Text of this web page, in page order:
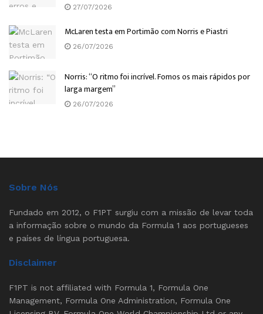
27/07/2026
McLaren testa em Portimão com Norris e Piastri
26/07/2026
Norris: “O ritmo foi incrível. Fomos os mais rápidos por
larga margem”
26/07/2026
Sobre Nós
Fundado em 2012, o F1PT surgiu com a missão de levar toda
a informação sobre o mundo da Formula 1 aos portugueses
e países de língua portuguesa.
Disclaimer
F1PT is not affiliated with Formula 1, Formula One
Management, Formula One Administration, Formula One